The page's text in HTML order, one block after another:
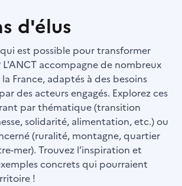
d'élus
est possible pour transformer
accompagne de nombreux
France, adaptés à des besoins
des acteurs engagés. Explorez ces
par thématique (transition
solidarité, alimentation, etc.) ou
(ruralité, montagne, quartier
mer). Trouvez l’inspiration et
concrets qui pourraient
!